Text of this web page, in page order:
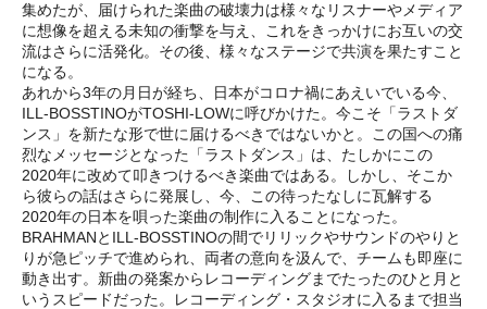
集めたが、届けられた楽曲の破壊力は様々なリスナーやメディア
に想像を超える未知の衝撃を与え、これをきっかけにお互いの交
流はさらに活発化。その後、様々なステージで共演を果たすこと
になる。
あれから3年の月日が経ち、日本がコロナ禍にあえいでいる今、
ILL-BOSSTINOがTOSHI-LOWに呼びかけた。今こそ「ラストダ
ンス」を新たな形で世に届けるべきではないかと。この国への痛
烈なメッセージとなった「ラストダンス」は、たしかにこの
2020年に改めて叩きつけるべき楽曲ではある。しかし、そこか
ら彼らの話はさらに発展し、今、この待ったなしに瓦解する
2020年の日本を唄った楽曲の制作に入ることになった。
BRAHMANとILL-BOSSTINOの間でリリックやサウンドのやりと
りが急ピッチで進められ、両者の意向を汲んで、チームも即座に
動き出す。新曲の発案からレコーディングまでたったのひと月と
いうスピードだった。レコーディング・スタジオに入るまで担当